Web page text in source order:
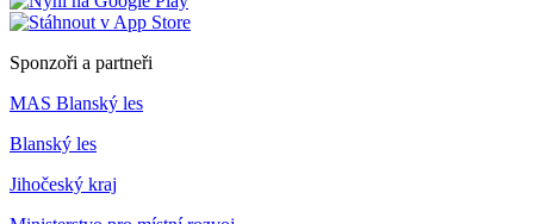
Sponzoři a partneři
MAS Blanský les
Blanský les
Jihočeský kraj